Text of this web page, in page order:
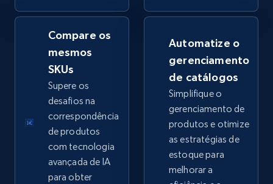
2.5K+ 359+
eBay - Collect records by category
URL, Product id, Title, Seller name, Seller rating,
Seller reviews, Breadcrumbs, Root category, and
Comece agora
Compare os
mesmos
SKUs
Supere os
desafios na
correspondência
de produtos
com tecnologia
avançada de IA
para obter
Automatize o
gerenciamento
de catálogos
Simplifique o
gerenciamento de
produtos e otimize
as estratégias de
estoque para
melhorar a